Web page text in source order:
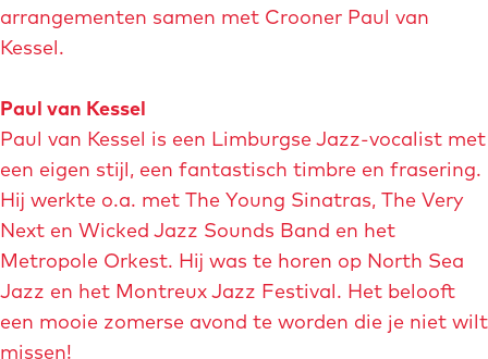
arrangementen samen met Crooner Paul van
Kessel.
Paul van Kessel
Paul van Kessel is een Limburgse Jazz-vocalist met
een eigen stijl, een fantastisch timbre en frasering.
Hij werkte o.a. met The Young Sinatras, The Very
Next en Wicked Jazz Sounds Band en het
Metropole Orkest. Hij was te horen op North Sea
Jazz en het Montreux Jazz Festival. Het belooft
een mooie zomerse avond te worden die je niet wilt
missen!